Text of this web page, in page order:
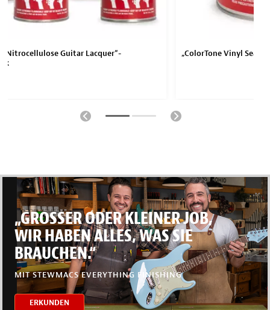
Nitrocellulose Guitar Lacquer“-
„ColorTone Vinyl
„GROSSER ODER KLEINER JOB,
WIR HABEN ALLES, WAS SIE
BRAUCHEN.“
MIT STEWMACS EVERYTHING FINISHING
ERKUNDEN